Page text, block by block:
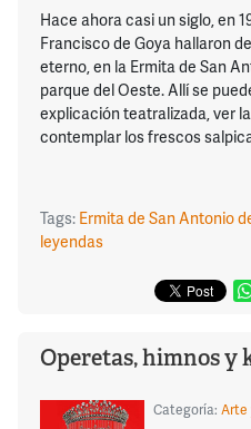
Hace ahora casi un siglo, en
Francisco de Goya hallaron
eterno, en la Ermita de San
parque del Oeste. Allí se
explicación teatralizada, ver
contemplar los frescos
Tags: Ermita de San Antonio
leyendas
Operetas, himnos y
Categoría: Arte